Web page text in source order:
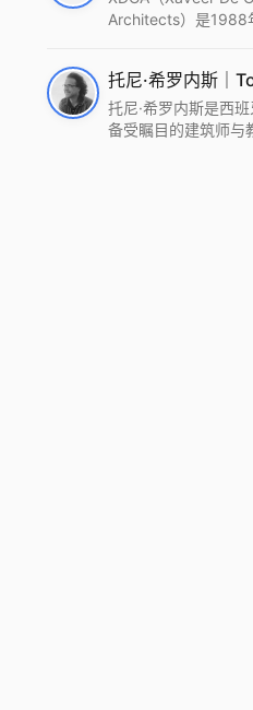
工具，从而推动建筑
2022 DFA中获
A+ Firm Awards中
Mention：Best
Architects）是1988
进的设计方法、多元
化的作品著称，曾获
Bigmat奖等多项重要
托尼·希罗内斯是西
备受瞩目的建筑师与